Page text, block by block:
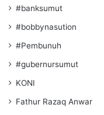
#banksumut
#bobbynasution
#Pembunuh
#gubernursumut
KONI
Fathur Razaq Anwar